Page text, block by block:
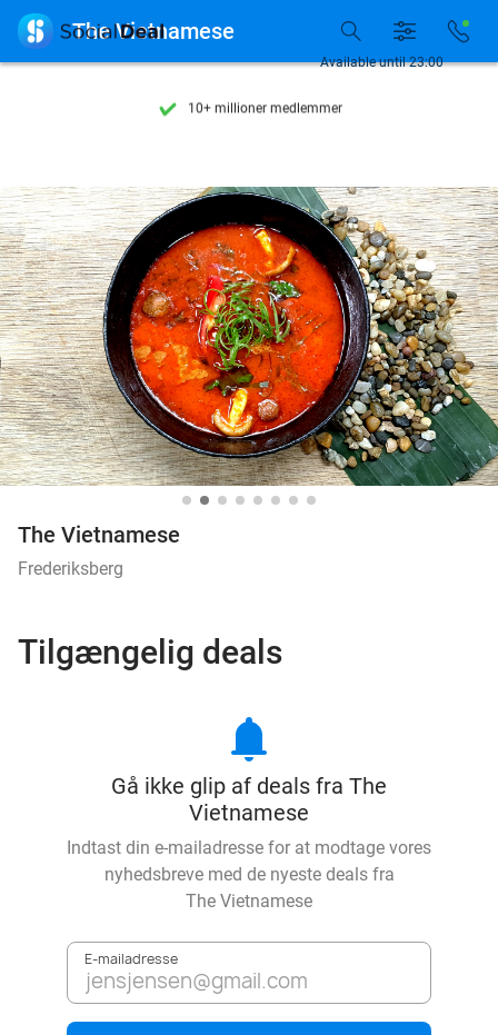
Tilgængelig 7 dage om ugen
10+ millioner medlemmer
Tilgængelig 7 dage om ugen
10+ millioner medlemmer
Available until 23:00
 The Vietnamese
The Vietnamese
Frederiksberg
Tilgængelig deals
notifications
Gå ikke glip af deals fra The
Vietnamese
Indtast din e-mailadresse for at modtage vores
nyhedsbreve med de nyeste deals fra
The Vietnamese
E-mailadresse